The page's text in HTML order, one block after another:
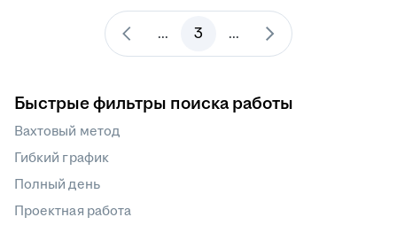
... 3 ...
Быстрые фильтры поиска работы
Вахтовый метод
Гибкий график
Полный день
Проектная работа